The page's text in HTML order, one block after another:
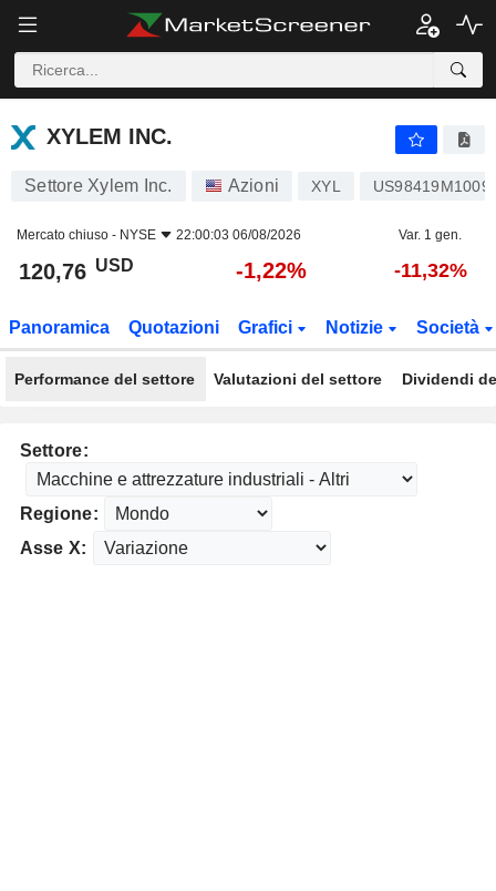
XYLEM INC.
XYLEM INC.
Settore Xylem Inc. Azioni XYL US98419M1009
Mercato chiuso - NYSE 22:00:03 06/08/2026 Var. 1 gen.
120,76 USD -1,22% -11,32%
Panoramica Quotazioni Grafici Notizie Società
Performance del settore Valutazioni del settore Dividendi
Settore:
Regione:
Asse X: